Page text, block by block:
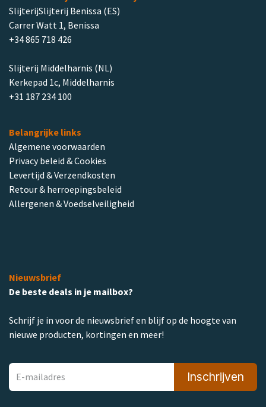
SlijterijSlijterij Benissa (ES)
Carrer Watt 1, Benissa
+34 865 718 426
Slijterij Middelharnis (NL)
Kerkepad 1c, Middelharnis
+31 187 234 100
Belangrijke links
Algemene voorwaarden
Privacy beleid & Cookies
Levertijd & Verzendkosten
Retour & herroepingsbeleid
Allergenen & Voedselveiligheid
Nieuwsbrief
De beste deals in je mailbox?
Schrijf je in voor de nieuwsbrief en blijf op de hoogte van
nieuwe producten, kortingen en meer!
Inschrijven